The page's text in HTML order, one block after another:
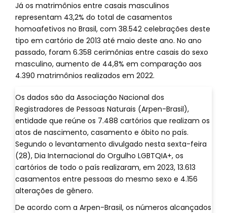
Já os matrimônios entre casais masculinos
representam 43,2% do total de casamentos
homoafetivos no Brasil, com 38.542 celebrações deste
tipo em cartório de 2013 até maio deste ano. No ano
passado, foram 6.358 cerimônias entre casais do sexo
masculino, aumento de 44,8% em comparação aos
4.390 matrimônios realizados em 2022.
Os dados são da Associação Nacional dos
Registradores de Pessoas Naturais (Arpen-Brasil),
entidade que reúne os 7.488 cartórios que realizam os
atos de nascimento, casamento e óbito no país.
Segundo o levantamento divulgado nesta sexta-feira
(28), Dia Internacional do Orgulho LGBTQIA+, os
cartórios de todo o país realizaram, em 2023, 13.613
casamentos entre pessoas do mesmo sexo e 4.156
alterações de gênero.
De acordo com a Arpen-Brasil, os números alcançados